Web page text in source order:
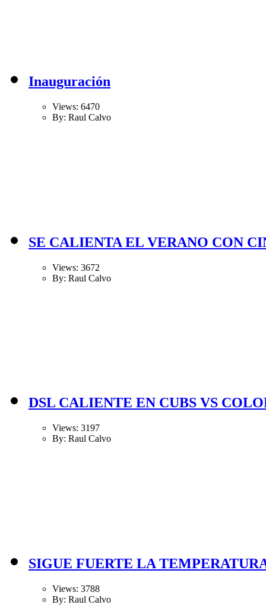
Inauguración
Views: 6470
By: Raul Calvo
SE CALIENTA EL VERANO CON
Views: 3672
By: Raul Calvo
DSL CALIENTE EN CUBS VS
Views: 3197
By: Raul Calvo
SIGUE FUERTE LA
Views: 3788
By: Raul Calvo